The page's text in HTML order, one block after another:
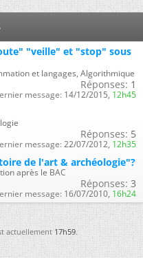
"veille" et "stop" sous
et langages, Algorithmique
Réponses: 1
message: 14/12/2015, 12h45
Réponses: 5
message: 22/07/2012, 12h35
de l'art & archéologie"?
après le BAC
Réponses: 3
message: 16/07/2010, 16h24
actuellement17h59.